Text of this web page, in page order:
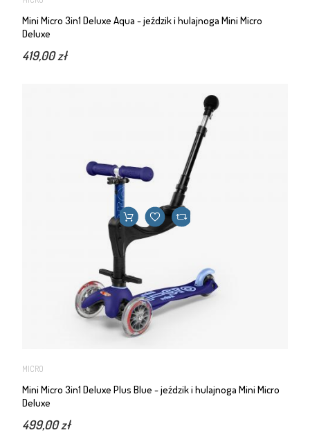
Mini Micro 3in1 Deluxe Aqua - jeździk i hulajnoga Mini Micro
Deluxe
419,00 zł
MICRO
Mini Micro 3in1 Deluxe Plus Blue - jeździk i hulajnoga Mini Micro
Deluxe
499,00 zł